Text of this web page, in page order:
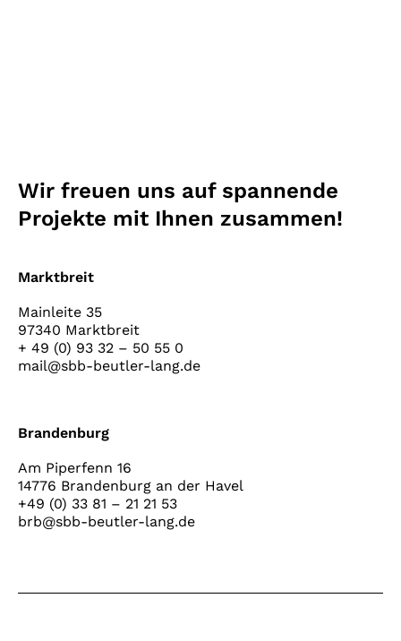
Wir freuen uns auf spannende
Projekte mit Ihnen zusammen!
Marktbreit
Mainleite 35
97340 Marktbreit
+ 49 (0) 93 32 – 50 55 0
mail@sbb-beutler-lang.de
Brandenburg
Am Piperfenn 16
14776 Brandenburg an der Havel
+49 (0) 33 81 – 21 21 53
brb@sbb-beutler-lang.de